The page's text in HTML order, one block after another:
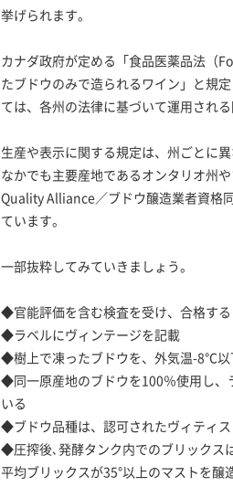
挙げられます。
カナダ政府が定める「食品医薬品法（
たブドウのみで造られるワイン」と規
ては、各州の法律に基づいて運用され
生産や表示に関する規定は、州ごとに異
なかでも主要産地であるオンタリオ州
Quality Alliance／ブドウ醸造業者資格
ています。
一部抜粋してみていきましょう。
◆官能評価を含む検査を受け、合格する
◆ラベルにヴィンテージを記載
◆樹上で凍ったブドウを、外気温-8℃以
◆同一原産地のブドウを100％使用し、
いる
◆ブドウ品種は、認可されたヴィティ
◆圧搾後､発酵タンク内でのブリックス
平均ブリックスが35°以上のマストを醸